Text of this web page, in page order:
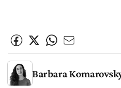
Barbara